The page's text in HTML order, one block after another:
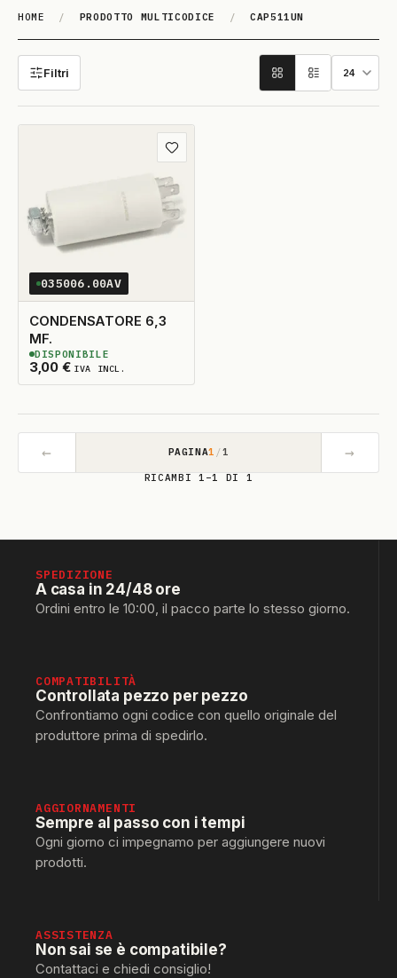
HOME / PRODOTTO MULTICODICE / CAP511UN
CAP511UN
Filtri
Aggiungi ai preferiti
035006.00AV
CONDENSATORE 6,3
MF.
3,00 € IVA INCL.
2DISPONIBILI
DISPONIBILE
← PAGINA1 /1 →
RICAMBI 1–1 DI 1
SPEDIZIONE
A casa in 24/48 ore
Ordini entro le 10:00, il pacco parte lo stesso giorno.
COMPATIBILITÀ
Controllata pezzo per pezzo
Confrontiamo ogni codice con quello originale del
produttore prima di spedirlo.
AGGIORNAMENTI
Sempre al passo con i tempi
Ogni giorno ci impegnamo per aggiungere nuovi
prodotti.
ASSISTENZA
Non sai se è compatibile?
Contattaci e chiedi consiglio!